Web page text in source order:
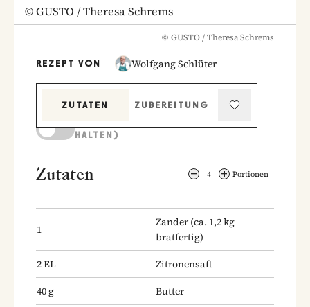
©GUSTO / Theresa Schrems
© GUSTO / Theresa Schrems
REZEPT VON Wolfgang Schlüter
ZUTATEN
ZUBEREITUNG
HALTEN)
Zutaten 4 Portionen
1
Zander (ca. 1,2 kg
bratfertig)
2EL
Zitronensaft
40g
Butter